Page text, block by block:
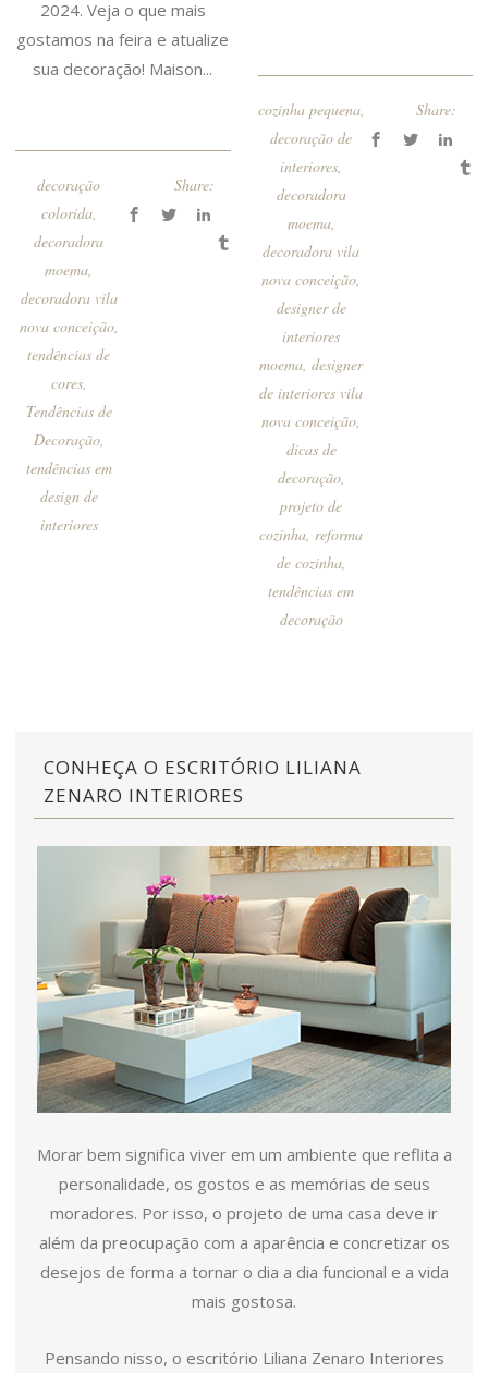
2024. Veja o que mais
gostamos na feira e atualize
sua decoração! Maison...
decoração
colorida,
decoradora
moema,
decoradora vila
nova conceição,
tendências de
cores,
Tendências de
Decoração,
tendências em
design de
interiores
Share:
cozinha pequena,
decoração de
interiores
decoradora
moema,
decoradora vila
nova conceição
designer de
interiores
moema ,designer
de interiores vila
nova conceição
dicas de
decoração,
projeto de
cozinha reforma
de cozinha,
tendências em
decoração
Share:
CONHEÇA O ESCRITÓRIO LILIANA
ZENARO INTERIORES
Morar bem significa viver em um ambiente que reflita a
personalidade, os gostos e as memórias de seus
moradores. Por isso, o projeto de uma casa deve ir
além da preocupação com a aparência e concretizar os
desejos de forma a tornar o dia a dia funcional e a vida
mais gostosa.
Pensando nisso, o escritório Liliana Zenaro Interiores